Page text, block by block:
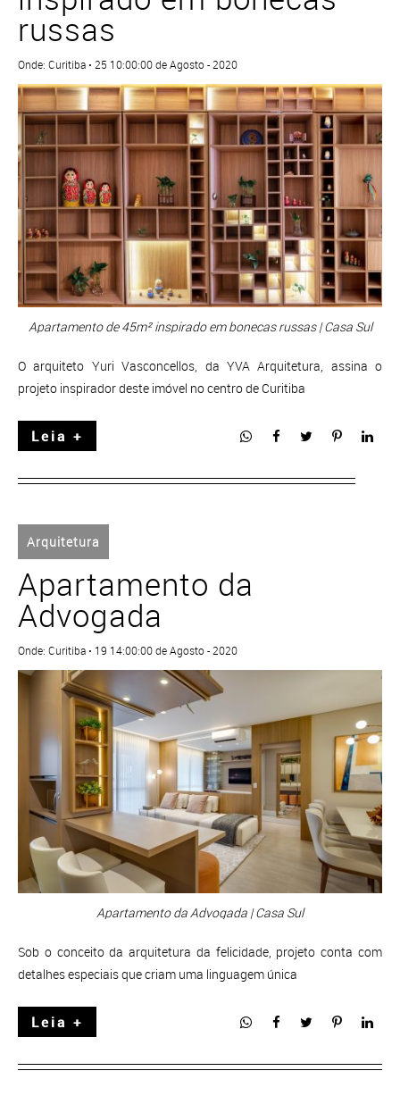
russas
Onde: Curitiba • 25 10:00:00 de Agosto - 2020
Apartamento de 45m² inspirado em bonecas russas | Casa Sul
O arquiteto Yuri Vasconcellos, da YVA Arquitetura, assina o
projeto inspirador deste imóvel no centro de Curitiba
Leia +
Arquitetura
Apartamento da
Advogada
Onde: Curitiba • 19 14:00:00 de Agosto - 2020
Apartamento da Advogada | Casa Sul
Sob o conceito da arquitetura da felicidade, projeto conta com
detalhes especiais que criam uma linguagem única
Leia +